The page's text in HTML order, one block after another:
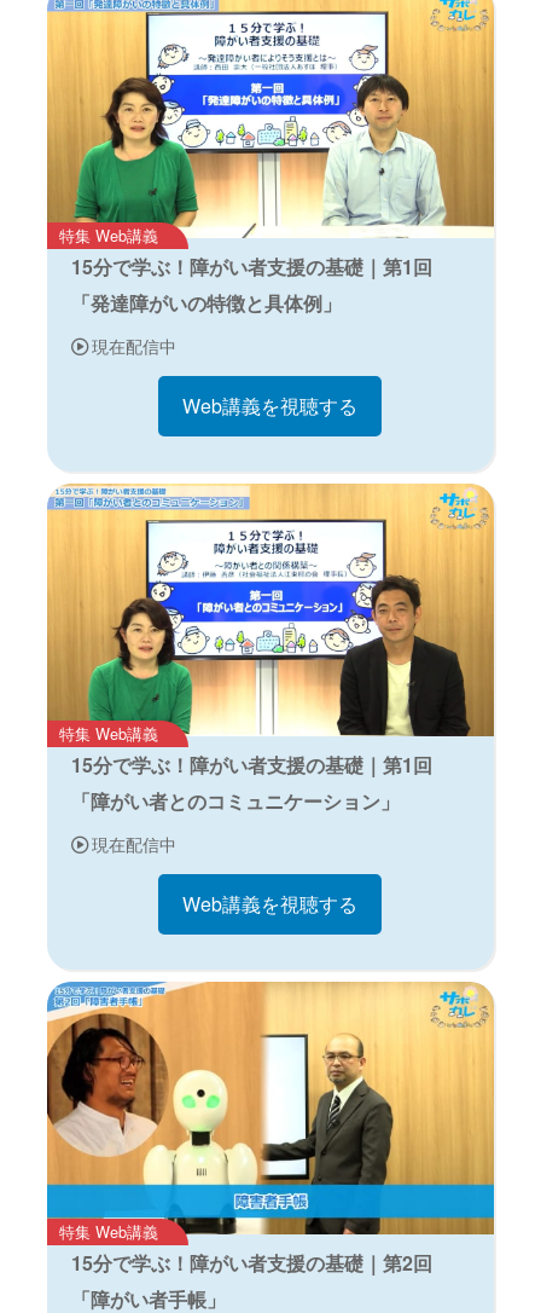
特集 Web講義
15分で学ぶ！障がい者支援の基礎｜第1回
「発達障がいの特徴と具体例」
現在配信中
Web講義を視聴する
特集 Web講義
15分で学ぶ！障がい者支援の基礎｜第1回
「障がい者とのコミュニケーション」
現在配信中
Web講義を視聴する
特集 Web講義
15分で学ぶ！障がい者支援の基礎｜第2回
「障がい者手帳」